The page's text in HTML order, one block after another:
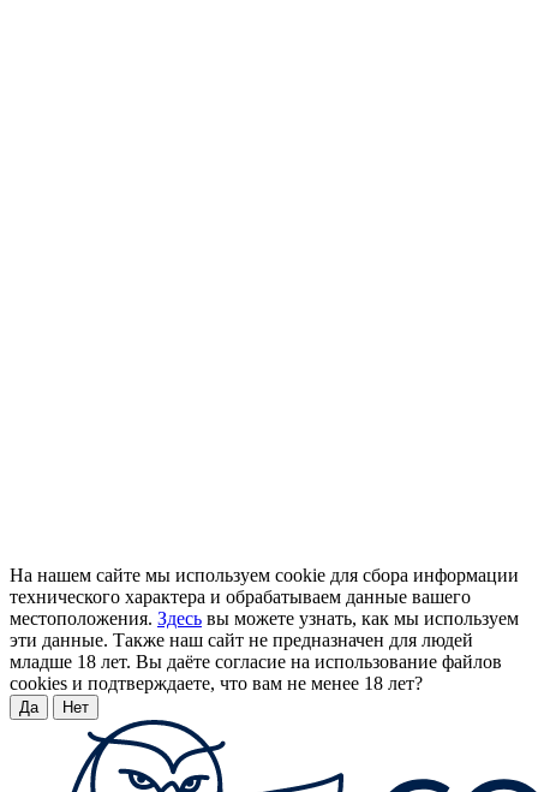
На нашем сайте мы используем cookie для сбора информации
технического характера и обрабатываем данные вашего
местоположения. Здесь вы можете узнать, как мы используем
эти данные. Также наш сайт не предназначен для людей
младше 18 лет. Вы даёте согласие на использование файлов
cookies и подтверждаете, что вам не менее 18 лет?
Да Нет